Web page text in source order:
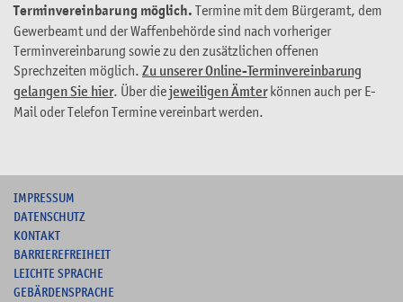
Terminvereinbarung möglich. Termine mit dem Bürgeramt, dem
Gewerbeamt und der Waffenbehörde sind nach vorheriger
Terminvereinbarung sowie zu den zusätzlichen offenen
Sprechzeiten möglich. Zu unserer Online-Terminvereinbarung
gelangen Sie hier. Über diejeweiligen Ämterkönnen auch per E-
Mail oder Telefon Termine vereinbart werden.
IMPRESSUM
DATENSCHUTZ
KONTAKT
BARRIEREFREIHEIT
LEICHTE SPRACHE
GEBÄRDENSPRACHE